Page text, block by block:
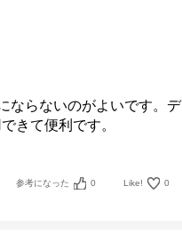
ならないのがよいです。デ
きて便利です。
参考になった 0 Like! 0